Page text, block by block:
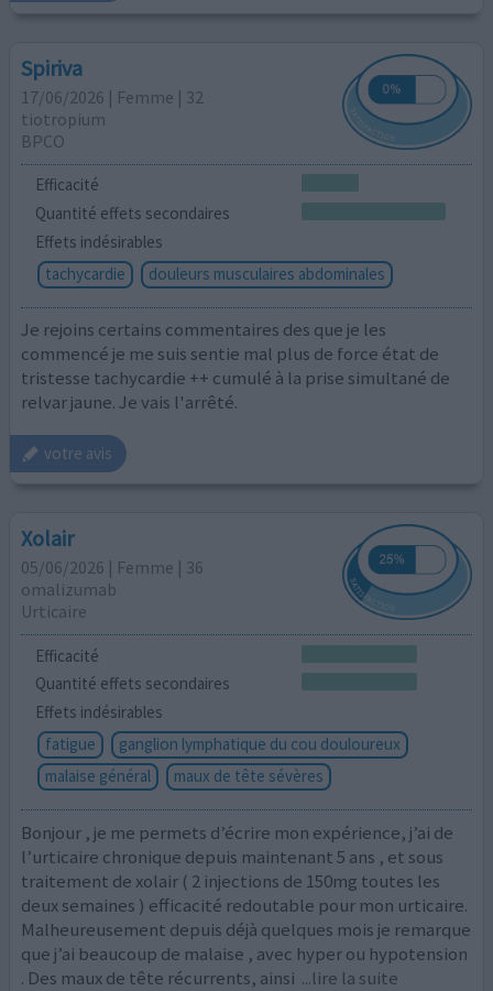
Spiriva
17/06/2026 | Femme | 32
tiotropium
BPCO
Efficacité
Quantité effets secondaires
Effets indésirables
tachycardie
douleurs musculaires abdominales
Je rejoins certains commentaires des que je les
commencé je me suis sentie mal plus de force état de
tristesse tachycardie ++ cumulé à la prise simultané de
relvar jaune. Je vais l'arrêté.
votre avis
Xolair
05/06/2026 | Femme | 36
omalizumab
Urticaire
Efficacité
Quantité effets secondaires
Effets indésirables
fatigue
ganglion lymphatique du cou douloureux
malaise général
maux de tête sévères
Bonjour , je me permets d’écrire mon expérience, j’ai de
l’urticaire chronique depuis maintenant 5 ans , et sous
traitement de xolair ( 2 injections de 150mg toutes les
deux semaines ) efficacité redoutable pour mon urticaire.
Malheureusement depuis déjà quelques mois je remarque
que j’ai beaucoup de malaise , avec hyper ou hypotension
. Des maux de tête récurrents, ainsi ...lire la suite